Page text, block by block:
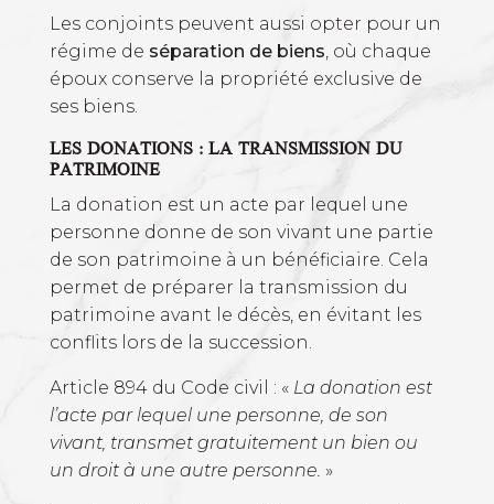
Les conjoints peuvent aussi opter pour un
régime de séparation de biens, où chaque
époux conserve la propriété exclusive de
ses biens.
LES DONATIONS : LA TRANSMISSION DU
PATRIMOINE
La donation est un acte par lequel une
personne donne de son vivant une partie
de son patrimoine à un bénéficiaire. Cela
permet de préparer la transmission du
patrimoine avant le décès, en évitant les
conflits lors de la succession.
Article 894 du Code civil : « La donation est
l’acte par lequel une personne, de son
vivant, transmet gratuitement un bien ou
un droit à une autre personne. »